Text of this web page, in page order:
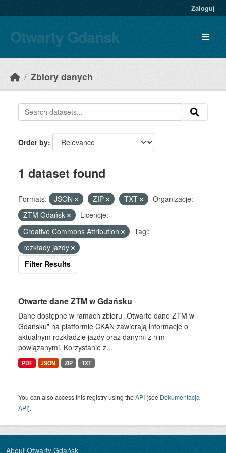
Zaloguj
Otwarty Gdańsk
Zbiory danych
Order by
1 dataset found
Formats: JSON ZIP TXT
Organizacje:
ZTM Gdańsk
Licencje:
Creative Commons Attribution
Tagi:
rozkłady jazdy
Filter Results
Otwarte dane ZTM w Gdańsku
Dane dostępne w ramach zbioru „Otwarte dane ZTM w
Gdańsku” na platformie CKAN zawierają informacje o
aktualnym rozkładzie jazdy oraz danymi z nim
powiązanymi. Korzystanie z...
PDF JSON ZIP TXT
You can also access this registry using theAPI (see Dokumentacja
API).
About Otwarty Gdańsk